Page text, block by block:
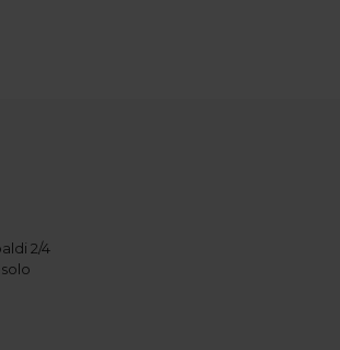
2/4